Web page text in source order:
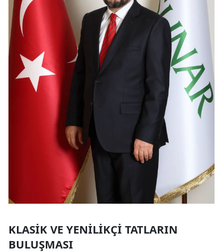
KLASIK VE YENILIKÇI TATLARIN
BULUŞMASI